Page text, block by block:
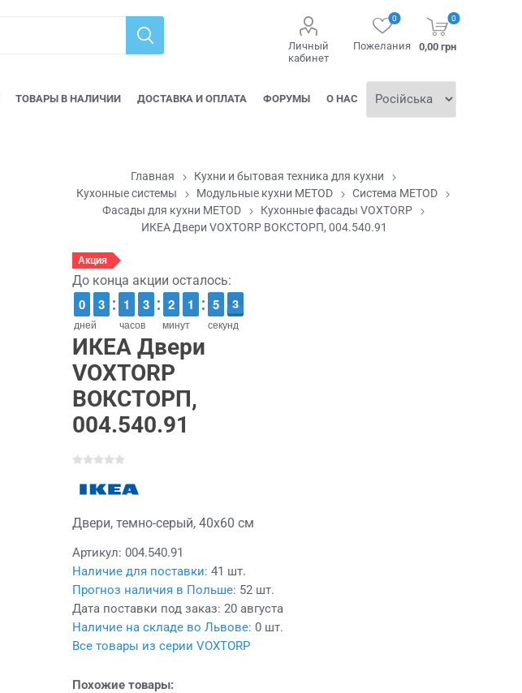
Личный
кабинет
Пожелания
0 0
0,00 грн
ТОВАРЫ В НАЛИЧИИ ДОСТАВКА И ОПЛАТА ФОРУМЫ О НАС
Главная
Кухни и бытовая техника для кухни
Кухонные системы
Модульные кухни METOD
Система METOD
Фасады для кухни METOD
Кухонные фасады VOXTORP
ИКЕА Двери VOXTORP ВОКСТОРП, 004.540.91
Акция
До конца акции осталось:
дней
9
9
0
0 2
2
3
3
часов
1
1
1
1 2
2
3
3
минут
1
1
2
2 2
1
1
секунд
0
5
5 3
2
2
ИКЕА Двери
VOXTORP
ВОКСТОРП,
004.540.91
Двери, темно-серый, 40x60 см
Артикул: 004.540.91
Наличие для поставки: 41 шт.
Прогноз наличия в Польше: 52 шт.
Дата поставки под заказ: 20 августа
Наличие на складе во Львове: 0 шт.
Все товары из серии VOXTORP
Похожие товары: